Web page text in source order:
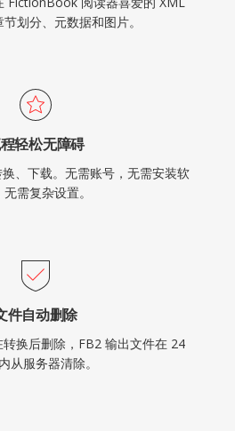
划分、元数据和图片。
轻松无障碍
、下载。无需账号，无需安装软
需复杂设置。
件自动删除
换后删除，FB2 输出文件在 24
从服务器清除。